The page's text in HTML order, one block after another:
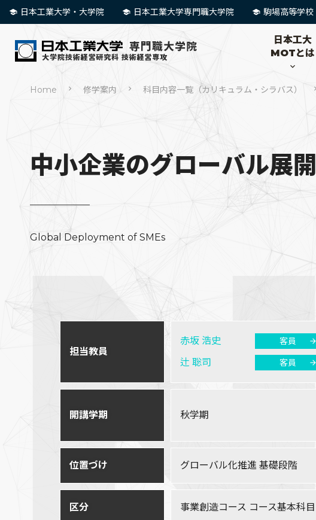
日本工業大学・大学院 日本工業大学専門職大学院 駒場高等学校
日本工大
MOTとは
Home 修学案内 科目内容一覧（カリキュラム・シラバス）
中小企業のグローバル展開
Global Deployment of SMEs
担当教員
赤坂 浩史 客員
辻 聡司 客員
開講学期 秋学期
位置づけ グローバル化推進 基礎段階
区分 事業創造コース コース基本科目